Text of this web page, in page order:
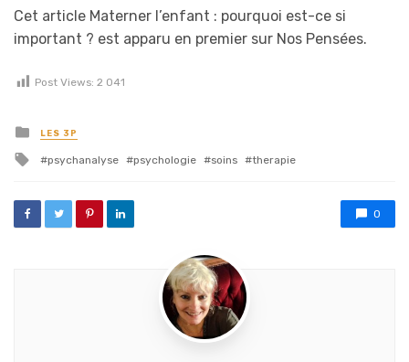
Cet article Materner l’enfant : pourquoi est-ce si
important ? est apparu en premier sur Nos Pensées.
Post Views: 2 041
Posted in
LES 3P
Tagged with
psychanalyse psychologie soins therapie
0